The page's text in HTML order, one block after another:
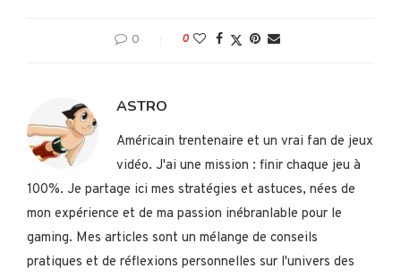
0 0
ASTRO
Américain trentenaire et un vrai fan de jeux
vidéo. J'ai une mission : finir chaque jeu à
100%. Je partage ici mes stratégies et astuces, nées de
mon expérience et de ma passion inébranlable pour le
gaming. Mes articles sont un mélange de conseils
pratiques et de réflexions personnelles sur l'univers des